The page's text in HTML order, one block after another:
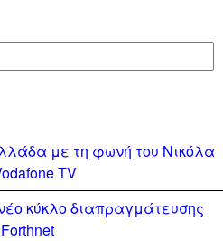
με τη φωνή του Νικόλα
TV
κύκλο διαπραγμάτευσης